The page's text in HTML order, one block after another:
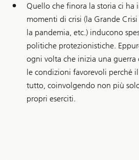
Quello che finora la storia ci ha
momenti di crisi (la Grande
la pandemia, etc.) inducono
politiche protezionistiche.
ogni volta che inizia una guerra
le condizioni favorevoli perché
tutto, coinvolgendo non più
propri eserciti.